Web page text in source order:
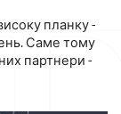
планку -
Саме тому
партнери -